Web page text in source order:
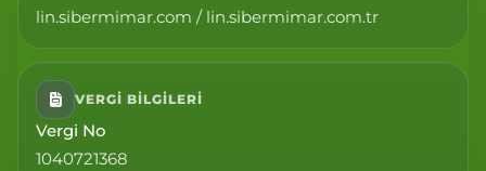
lin.sibermimar.com / lin.sibermimar.com.tr
VERGI BILGILERI
Vergi No
1040721368